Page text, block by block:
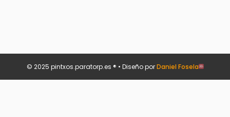
© 2025 pintxos.paratorp.es ® • Diseño porDaniel Fosela